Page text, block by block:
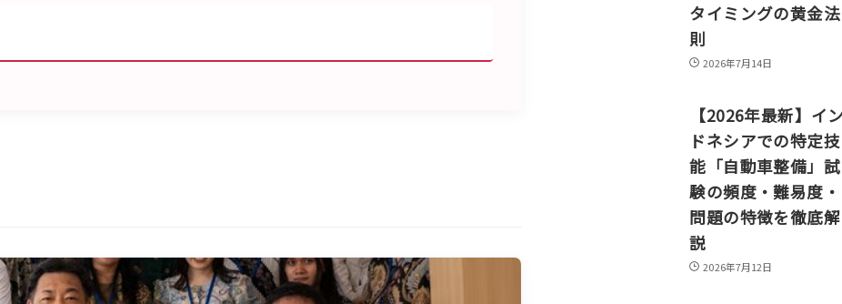
タイミングの黄金法
則
2026年7月14日
【2026年最新】イ
ドネシアでの特定技
能「自動車整備」試
験の頻度・難易度・
問題の特徴を徹底解
説
2026年7月12日